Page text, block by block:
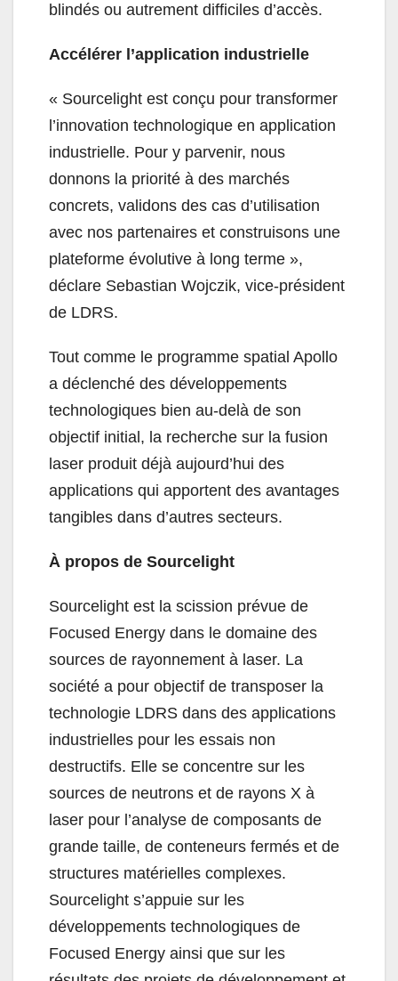
blindés ou autrement difficiles d’accès.
Accélérer l’application industrielle
« Sourcelight est conçu pour transformer
l’innovation technologique en application
industrielle. Pour y parvenir, nous
donnons la priorité à des marchés
concrets, validons des cas d’utilisation
avec nos partenaires et construisons une
plateforme évolutive à long terme »,
déclare Sebastian Wojczik, vice-président
de LDRS.
Tout comme le programme spatial Apollo
a déclenché des développements
technologiques bien au-delà de son
objectif initial, la recherche sur la fusion
laser produit déjà aujourd’hui des
applications qui apportent des avantages
tangibles dans d’autres secteurs.
À propos de Sourcelight
Sourcelight est la scission prévue de
Focused Energy dans le domaine des
sources de rayonnement à laser. La
société a pour objectif de transposer la
technologie LDRS dans des applications
industrielles pour les essais non
destructifs. Elle se concentre sur les
sources de neutrons et de rayons X à
laser pour l’analyse de composants de
grande taille, de conteneurs fermés et de
structures matérielles complexes.
Sourcelight s’appuie sur les
développements technologiques de
Focused Energy ainsi que sur les